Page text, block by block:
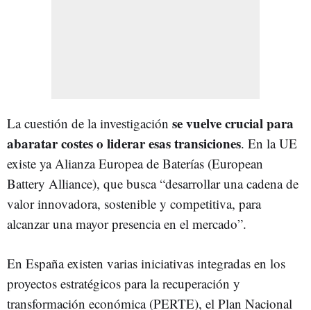
La cuestión de la investigación se vuelve crucial para
abaratar costes o liderar esas transiciones. En la UE
existe ya Alianza Europea de Baterías (European
Battery Alliance), que busca “desarrollar una cadena de
valor innovadora, sostenible y competitiva, para
alcanzar una mayor presencia en el mercado”.
En España existen varias iniciativas integradas en los
proyectos estratégicos para la recuperación y
transformación económica (PERTE), el Plan Nacional